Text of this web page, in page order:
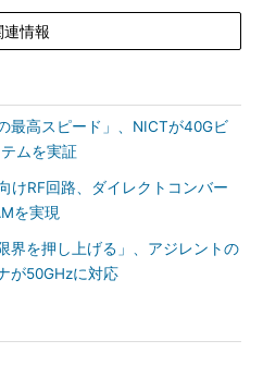
連情報
最高スピード」、NICTが40Gビ
ムを実証
けRF回路、ダイレクトコンバー
を実現
界を押し上げる」、アジレントの
が50GHzに対応